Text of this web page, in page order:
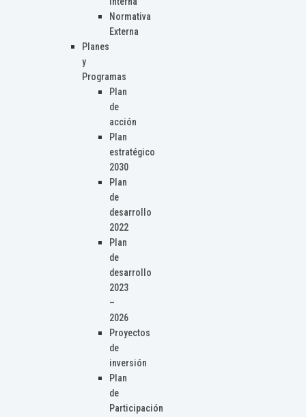
Normativa
Externa
Planes
y
Programas
Plan
de
acción
Plan
estratégico
2030
Plan
de
desarrollo
2022
Plan
de
desarrollo
2023
–
2026
Proyectos
de
inversión
Plan
de
Participación